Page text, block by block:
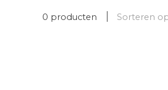
0 producten Sorteren